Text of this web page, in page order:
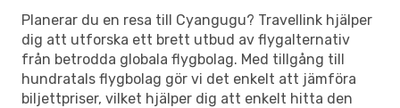
Planerar du en resa till Cyangugu? Travellink hjälper
dig att utforska ett brett utbud av flygalternativ
från betrodda globala flygbolag. Med tillgång till
hundratals flygbolag gör vi det enkelt att jämföra
biljettpriser, vilket hjälper dig att enkelt hitta den